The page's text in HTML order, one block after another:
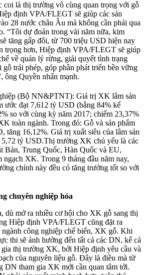
là thị trường vô cùng quan trọng với gỗ
định VPA/FLEGT sẽ giúp các sản
28 nước châu Âu mà không cần phải qua
“Tôi dự đoán trong vài năm nữa, kim
tăng gấp đôi, từ 700 triệu USD hiện nay
trọng hơn, Hiệp định VPA/FLEGT sẽ giúp
về quản lý rừng, giải quyết tình trạng
trái phép, góp phần phát triển bền vững
ông Quyền nhấn mạnh.
(Bộ NN&PTNT): Giá trị XK lâm sản
ước đạt 7,612 tỷ USD (bằng 84% kế
so với cùng kỳ năm 2017; chiếm 23,37%
toàn ngành. Trong đó: Gỗ và sản phẩm
tăng 16,12%. Giá trị xuất siêu của lâm sản
5,72 tỷ USD.Thị trường XK chủ yếu là các
Bản, Trung Quốc, Hàn Quốc và EU,
ngạch XK. Trong 9 tháng đầu năm nay,
chính này đều có tăng trưởng tốt so với
chuyên nghiệp hóa
dù mở ra nhiều cơ hội cho XK gỗ sang thị
Hiệp định VPA/FLEGT cũng đặt ra
công nghiệp chế biến, XK gỗ. Khi
thi sẽ ảnh hưởng đến tất cả các DN, kể cả
thị trường XK, bởi Hiệp định yêu cầu và
của nguyên liệu gỗ. Đây là điều mà từ
DN tham gia XK mới cần quan tâm tới.